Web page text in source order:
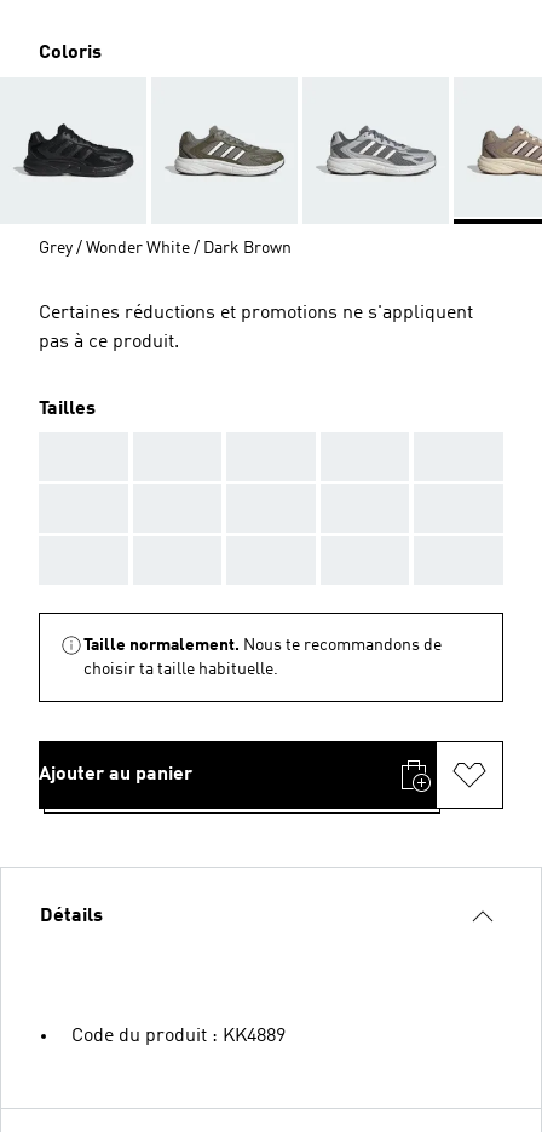
Coloris
Grey / Wonder White / Dark Brown
Certaines réductions et promotions ne s'appliquent
pas à ce produit.
Tailles
Taille normalement. Nous te recommandons de
choisir ta taille habituelle.
Ajouter au panier
Détails
Code du produit : KK4889